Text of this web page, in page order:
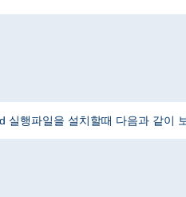
실행파일을 설치할때 다음과 같이